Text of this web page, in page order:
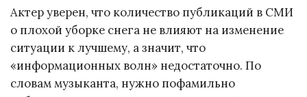
Актер уверен, что количество публикаций в СМИ
о плохой уборке снега не влияют на изменение
ситуации к лучшему, а значит, что
«информационных волн» недостаточно. По
словам музыканта, нужно пофамильно